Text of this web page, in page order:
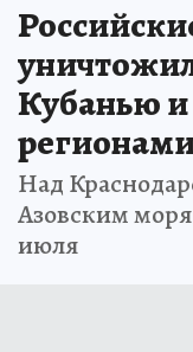
Кубанью
Над
Азовским
июля